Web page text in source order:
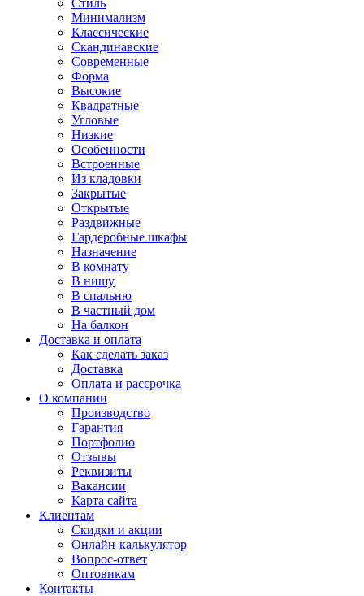
Стиль
Минимализм
Классические
Скандинавские
Современные
Форма
Высокие
Квадратные
Угловые
Низкие
Особенности
Встроенные
Из кладовки
Закрытые
Открытые
Раздвижные
Гардеробные шкафы
Назначение
В комнату
В нишу
В спальню
В частный дом
На балкон
Доставка и оплата
Как сделать заказ
Доставка
Оплата и рассрочка
О компании
Производство
Гарантия
Портфолио
Отзывы
Реквизиты
Вакансии
Карта сайта
Клиентам
Скидки и акции
Онлайн-калькулятор
Вопрос-ответ
Оптовикам
Контакты